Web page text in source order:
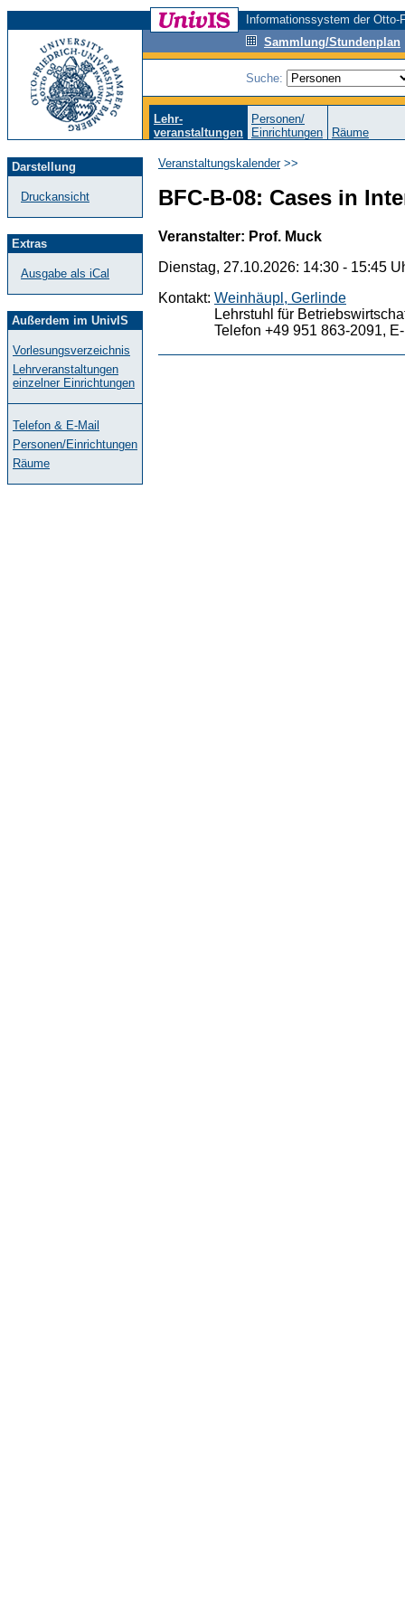
Informationssystem der
Sammlung/Stundenplan
Suche:
Lehr-
veranstaltungen
Personen/
Einrichtungen
Räume
Darstellung
Druckansicht
Extras
Ausgabe als iCal
Außerdem im UnivIS
Vorlesungsverzeichnis
Lehrveranstaltungen
einzelner Einrichtungen
Telefon & E-Mail
Personen/Einrichtungen
Räume
Veranstaltungskalender>>
BFC-B-08: Cases in
Veranstalter: Prof. Muck
Dienstag, 27.10.2026: 14:30 - 15:45
Kontakt: Weinhäupl, Gerlinde
Lehrstuhl für
Telefon +49 951 863-2091,